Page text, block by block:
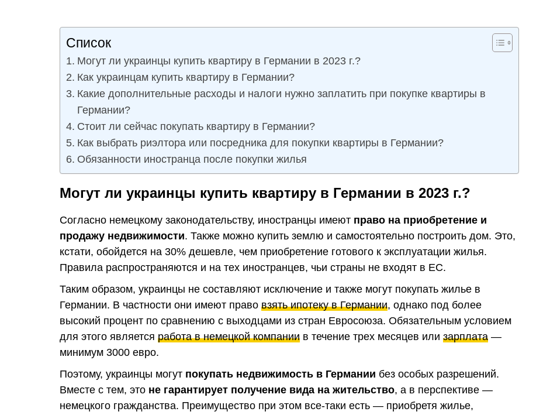
Список
Могут ли украинцы купить квартиру в Германии в 2023 г.?
Как украинцам купить квартиру в Германии?
Какие дополнительные расходы и налоги нужно заплатить при покупке квартиры в
Германии?
Стоит ли сейчас покупать квартиру в Германии?
Как выбрать риэлтора или посредника для покупки квартиры в Германии?
Обязанности иностранца после покупки жилья
Могут ли украинцы купить квартиру в Германии в 2023 г.?
Согласно немецкому законодательству, иностранцы имеют право на приобретение и
продажу недвижимости. Также можно купить землю и самостоятельно построить дом. Это,
кстати, обойдется на 30% дешевле, чем приобретение готового к эксплуатации жилья.
Правила распространяются и на тех иностранцев, чьи страны не входят в ЕС.
Таким образом, украинцы не составляют исключение и также могут покупать жилье в
Германии. В частности они имеют право взять ипотеку в Германии, однако под более
высокий процент по сравнению с выходцами из стран Евросоюза. Обязательным условием
для этого является работа в немецкой компании в течение трех месяцев или зарплата —
минимум 3000 евро.
Поэтому, украинцы могут покупать недвижимость в Германии без особых разрешений.
Вместе с тем, это не гарантирует получение вида на жительство, а в перспективе —
немецкого гражданства. Преимущество при этом все-таки есть — приобретя жилье,